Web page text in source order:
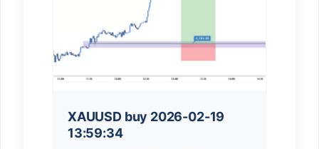
XAUUSD buy 2026-02-19
13:59:34